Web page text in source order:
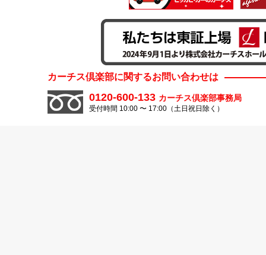
カーチス倶楽部に関するお問い合わせは
0120-600-133 カーチス倶楽部事務局
受付時間 10:00 〜 17:00（土日祝日除く）